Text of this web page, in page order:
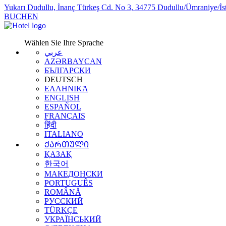
Yukarı Dudullu, İnanç Türkeş Cd. No 3, 34775 Dudullu/Ümraniye/
BUCHEN
Wählen Sie Ihre Sprache
عربي
AZƏRBAYCAN
БЪЛГАРСКИ
DEUTSCH
ΕΛΛΗΝΙΚΆ
ENGLISH
ESPAÑOL
FRANÇAIS
हिंदी
ITALIANO
ᲥᲐᲠᲗᲣᲚᲘ
ҚАЗАҚ
한국어
МАКЕДОНСКИ
PORTUGUÊS
ROMÂNĂ
РУССКИЙ
TÜRKÇE
УКРАЇНСЬКИЙ